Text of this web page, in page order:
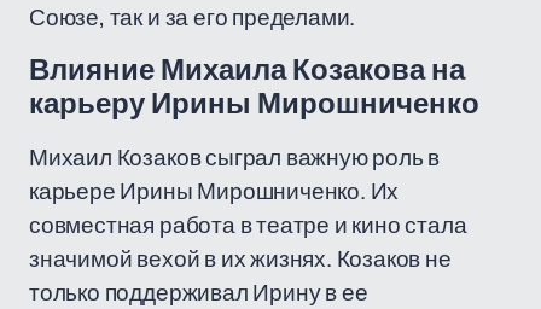
Союзе, так и за его пределами.
Влияние Михаила Козакова на
карьеру Ирины Мирошниченко
Михаил Козаков сыграл важную роль в
карьере Ирины Мирошниченко. Их
совместная работа в театре и кино стала
значимой вехой в их жизнях. Козаков не
только поддерживал Ирину в ее